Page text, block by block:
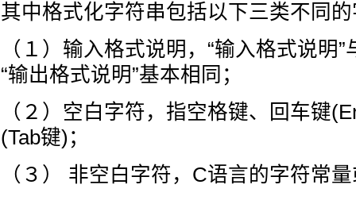
其中格式化字符串包括以下三类不同
（１）输入格式说明，“输入格式说明
“输出格式说明”基本相同；
（２）空白字符，指空格键、回车键
(Tab键)；
（３） 非空白字符，C语言的字符常